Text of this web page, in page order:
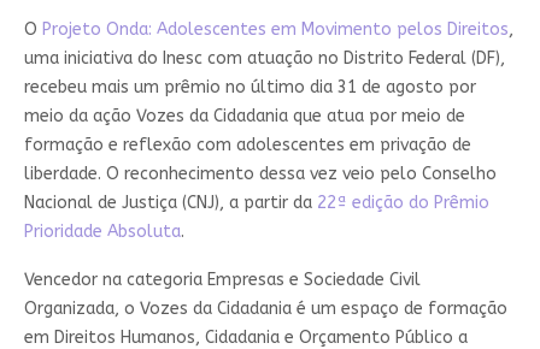
O Projeto Onda: Adolescentes em Movimento pelos Direitos,
uma iniciativa do Inesc com atuação no Distrito Federal (DF),
recebeu mais um prêmio no último dia 31 de agosto por
meio da ação Vozes da Cidadania que atua por meio de
formação e reflexão com adolescentes em privação de
liberdade. O reconhecimento dessa vez veio pelo Conselho
Nacional de Justiça (CNJ), a partir da 22ª edição do Prêmio
Prioridade Absoluta.
Vencedor na categoria Empresas e Sociedade Civil
Organizada, o Vozes da Cidadania é um espaço de formação
em Direitos Humanos, Cidadania e Orçamento Público a